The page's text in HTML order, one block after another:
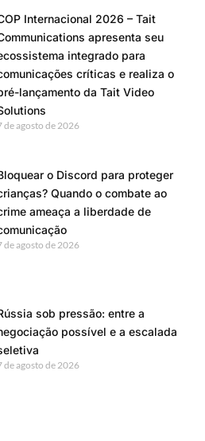
Internacional 2026 – Tait
apresenta seu
integrado para
críticas e realiza o
lançamento da Tait Video
de agosto de 2026
o Discord para proteger
Quando o combate ao
ameaça a liberdade de
de agosto de 2026
sob pressão: entre a
possível e a escalada
de agosto de 2026